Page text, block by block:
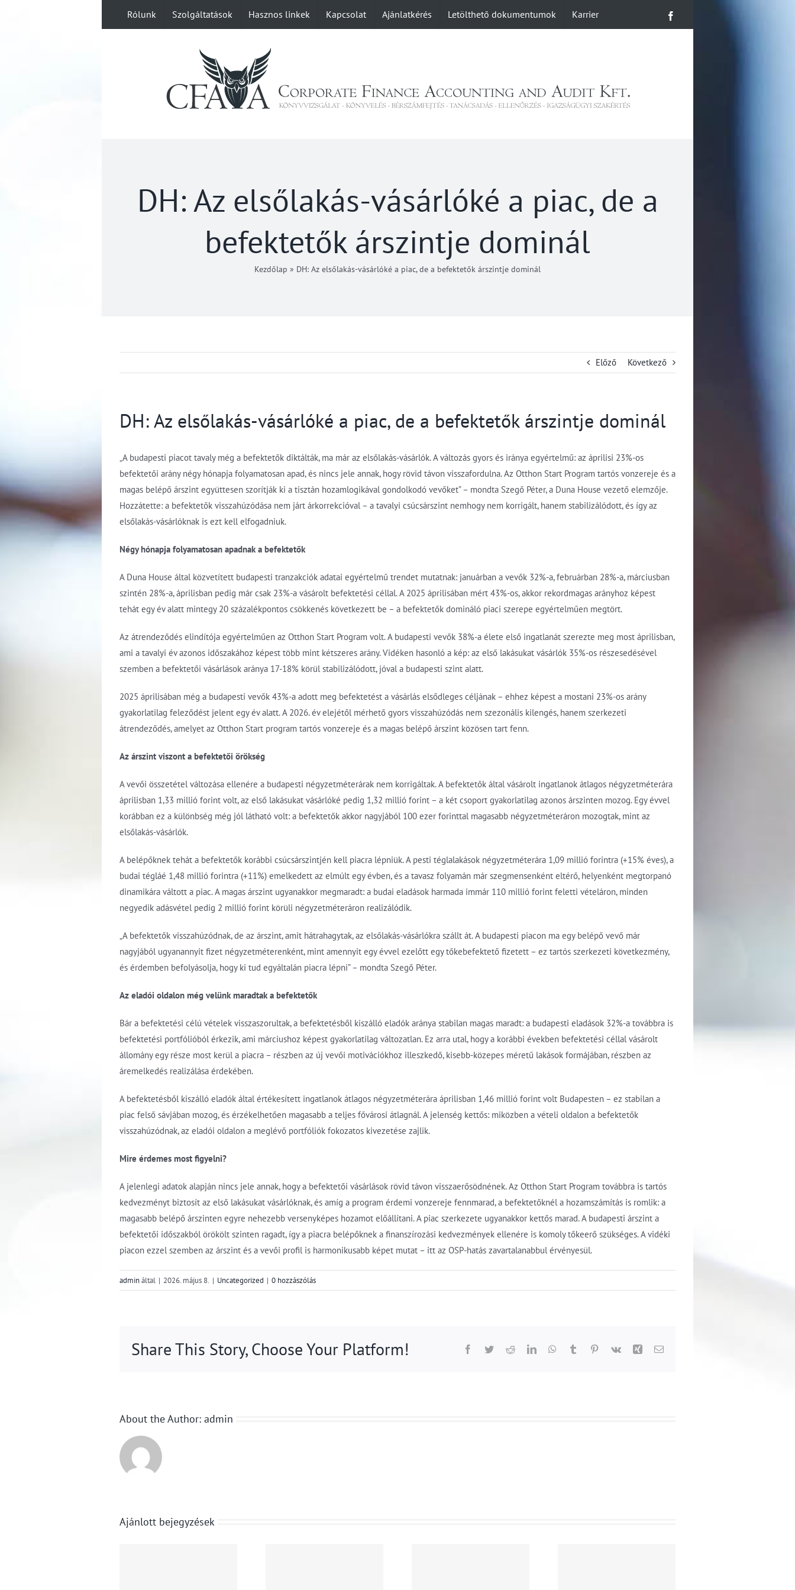
Rólunk Szolgáltatások Hasznos linkek Kapcsolat Ajánlatkérés Letölthető dokumentumok Karrier
DH: Az elsőlakás-vásárlóké a piac, de a
befektetők árszintje dominál
Kezdőlap » DH: Az elsőlakás-vásárlóké a piac, de a befektetők árszintje dominál
Előző Következő
DH: Az elsőlakás-vásárlóké a piac, de a befektetők árszintje dominál
„A budapesti piacot tavaly még a befektetők diktálták, ma már az elsőlakás-vásárlók. A változás gyors és iránya egyértelmű: az áprilisi 23%-os
befektetői arány négy hónapja folyamatosan apad, és nincs jele annak, hogy rövid távon visszafordulna. Az Otthon Start Program tartós vonzereje és a
magas belépő árszint együttesen szorítják ki a tisztán hozamlogikával gondolkodó vevőket” – mondta Szegő Péter, a Duna House vezető elemzője.
Hozzátette: a befektetők visszahúzódása nem járt árkorrekcióval – a tavalyi csúcsárszint nemhogy nem korrigált, hanem stabilizálódott, és így az
elsőlakás-vásárlóknak is ezt kell elfogadniuk.
Négy hónapja folyamatosan apadnak a befektetők
A Duna House által közvetített budapesti tranzakciók adatai egyértelmű trendet mutatnak: januárban a vevők 32%-a, februárban 28%-a, márciusban
szintén 28%-a, áprilisban pedig már csak 23%-a vásárolt befektetési céllal. A 2025 áprilisában mért 43%-os, akkor rekordmagas arányhoz képest
tehát egy év alatt mintegy 20 százalékpontos csökkenés következett be – a befektetők domináló piaci szerepe egyértelműen megtört.
Az átrendeződés elindítója egyértelműen az Otthon Start Program volt. A budapesti vevők 38%-a élete első ingatlanát szerezte meg most áprilisban,
ami a tavalyi év azonos időszakához képest több mint kétszeres arány. Vidéken hasonló a kép: az első lakásukat vásárlók 35%-os részesedésével
szemben a befektetői vásárlások aránya 17-18% körül stabilizálódott, jóval a budapesti szint alatt.
2025 áprilisában még a budapesti vevők 43%-a adott meg befektetést a vásárlás elsődleges céljának – ehhez képest a mostani 23%-os arány
gyakorlatilag feleződést jelent egy év alatt. A 2026. év elejétől mérhető gyors visszahúzódás nem szezonális kilengés, hanem szerkezeti
átrendeződés, amelyet az Otthon Start program tartós vonzereje és a magas belépő árszint közösen tart fenn.
Az árszint viszont a befektetői örökség
A vevői összetétel változása ellenére a budapesti négyzetméterárak nem korrigáltak. A befektetők által vásárolt ingatlanok átlagos négyzetméterára
áprilisban 1,33 millió forint volt, az első lakásukat vásárlóké pedig 1,32 millió forint – a két csoport gyakorlatilag azonos árszinten mozog. Egy évvel
korábban ez a különbség még jól látható volt: a befektetők akkor nagyjából 100 ezer forinttal magasabb négyzetméteráron mozogtak, mint az
elsőlakás-vásárlók.
A belépőknek tehát a befektetők korábbi csúcsárszintjén kell piacra lépniük. A pesti téglalakások négyzetméterára 1,09 millió forintra (+15% éves), a
budai tégláé 1,48 millió forintra (+11%) emelkedett az elmúlt egy évben, és a tavasz folyamán már szegmensenként eltérő, helyenként megtorpanó
dinamikára váltott a piac. A magas árszint ugyanakkor megmaradt: a budai eladások harmada immár 110 millió forint feletti vételáron, minden
negyedik adásvétel pedig 2 millió forint körüli négyzetméteráron realizálódik.
„A befektetők visszahúzódnak, de az árszint, amit hátrahagytak, az elsőlakás-vásárlókra szállt át. A budapesti piacon ma egy belépő vevő már
nagyjából ugyanannyit fizet négyzetméterenként, mint amennyit egy évvel ezelőtt egy tőkebefektető fizetett – ez tartós szerkezeti következmény,
és érdemben befolyásolja, hogy ki tud egyáltalán piacra lépni” – mondta Szegő Péter.
Az eladói oldalon még velünk maradtak a befektetők
Bár a befektetési célú vételek visszaszorultak, a befektetésből kiszálló eladók aránya stabilan magas maradt: a budapesti eladások 32%-a továbbra is
befektetési portfólióból érkezik, ami márciushoz képest gyakorlatilag változatlan. Ez arra utal, hogy a korábbi években befektetési céllal vásárolt
állomány egy része most kerül a piacra – részben az új vevői motivációkhoz illeszkedő, kisebb-közepes méretű lakások formájában, részben az
áremelkedés realizálása érdekében.
A befektetésből kiszálló eladók által értékesített ingatlanok átlagos négyzetméterára áprilisban 1,46 millió forint volt Budapesten – ez stabilan a
piac felső sávjában mozog, és érzékelhetően magasabb a teljes fővárosi átlagnál. A jelenség kettős: miközben a vételi oldalon a befektetők
visszahúzódnak, az eladói oldalon a meglévő portfóliók fokozatos kivezetése zajlik.
Mire érdemes most figyelni?
A jelenlegi adatok alapján nincs jele annak, hogy a befektetői vásárlások rövid távon visszaerősödnének. Az Otthon Start Program továbbra is tartós
kedvezményt biztosít az első lakásukat vásárlóknak, és amíg a program érdemi vonzereje fennmarad, a befektetőknél a hozamszámítás is romlik: a
magasabb belépő árszinten egyre nehezebb versenyképes hozamot előállítani. A piac szerkezete ugyanakkor kettős marad. A budapesti árszint a
befektetői időszakból örökölt szinten ragadt, így a piacra belépőknek a finanszírozási kedvezmények ellenére is komoly tőkeerő szükséges. A vidéki
piacon ezzel szemben az árszint és a vevői profil is harmonikusabb képet mutat – itt az OSP-hatás zavartalanabbul érvényesül.
admináltal | 2026. május 8. | Uncategorized | 0 hozzászólás
Share This Story, Choose Your Platform! Facebook
TwitterRedditLinkedInWhatsApp
Tumblr Pinterest
Vk Xing Email:
About the Author: admin
Ajánlott bejegyzések